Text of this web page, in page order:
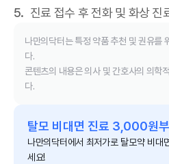
진료 접수 후 전화 및 화상 진
나만의닥터는 특정 약품 추천 및 권유를
다.
콘텐츠의 내용은 의사 및 간호사의 의학
다.
탈모 비대면 진료 3,000원
나만의닥터에서 최저가로 탈모약 비대
세요!